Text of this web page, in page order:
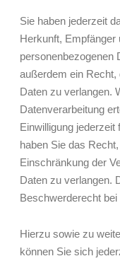
Sie haben jederzeit
Herkunft,
personenbezogenen
außerdem ein Recht,
Daten zu verlangen.
Datenverarbeitung
Einwilligung jederzeit
haben Sie das
Einschränkung der
Daten zu verlangen.
Beschwerderecht
Hierzu sowie zu
können Sie sich